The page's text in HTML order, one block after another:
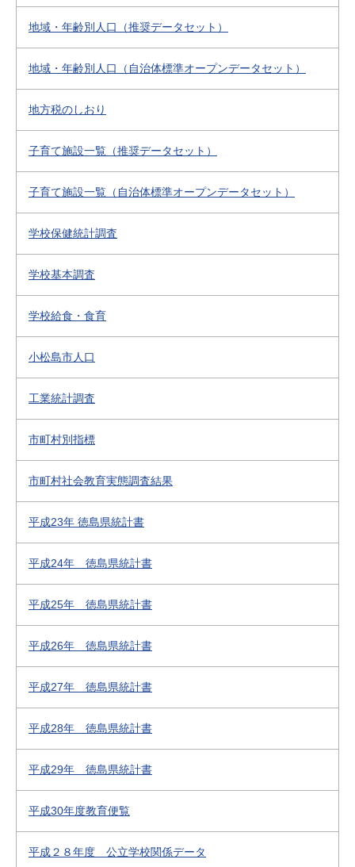
地域・年齢別人口（推奨データセット）
地域・年齢別人口（自治体標準オープンデータセット）
地方税のしおり
子育て施設一覧（推奨データセット）
子育て施設一覧（自治体標準オープンデータセット）
学校保健統計調査
学校基本調査
学校給食・食育
小松島市人口
工業統計調査
市町村別指標
市町村社会教育実態調査結果
平成23年 徳島県統計書
平成24年 徳島県統計書
平成25年 徳島県統計書
平成26年 徳島県統計書
平成27年 徳島県統計書
平成28年 徳島県統計書
平成29年 徳島県統計書
平成30年度教育便覧
平成２８年度 公立学校関係データ